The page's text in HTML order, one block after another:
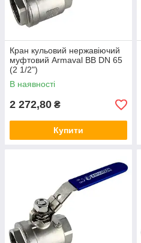
Кран кульовий нержавіючий
муфтовий Armaval ВВ DN 65
(2 1/2")
В наявності
2 272,80 ₴
Купити